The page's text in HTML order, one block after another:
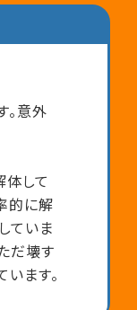
。意外
体して
的に解
ていま
だ壊す
ます。